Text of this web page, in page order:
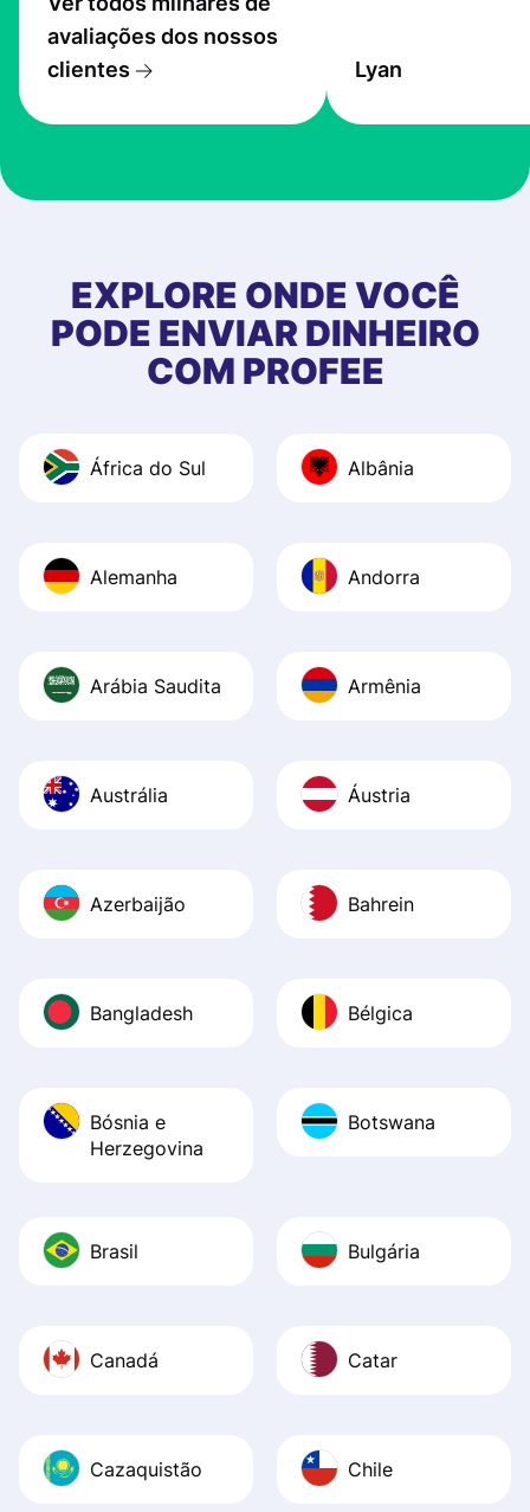
avaliações dos nossos
clientes
the exchange
at Profee is very
first started
app, and they
quick to provide
and helpful
Recommend it!
Lyan
EXPLORE ONDE VOCÊ
PODE ENVIAR DINHEIRO
COM PROFEE
África do Sul Albânia
Alemanha Andorra
Arábia Saudita Armênia
Austrália Áustria
Azerbaijão Bahrein
Bangladesh Bélgica
Bósnia e
Herzegovina
Botswana
Brasil Bulgária
Canadá Catar
Cazaquistão Chile